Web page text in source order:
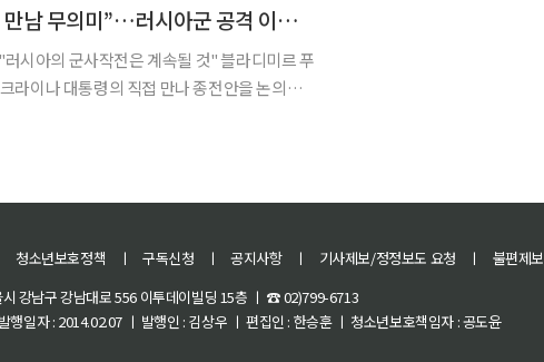
푸틴, “젤렌스키가 보낸 서한 무례, 만남 무의미”…러시아군 공격 이어갈 것 지시
군사작전은 계속될 것" 블라디미르 푸
이나 대통령의 직접 만나 종전안을 논의하자
청소년보호정책 ㅣ 구독신청 ㅣ 공지사항 ㅣ 기사제보/정정보도 요청 ㅣ 불편제보
강남구 강남대로 556 이투데이빌딩 15층 ㅣ ☎ 02)799-6713
일자 : 2014.02.07 ㅣ 발행인 : 김상우 ㅣ 편집인 : 한승훈 ㅣ 청소년보호책임자 : 공도윤